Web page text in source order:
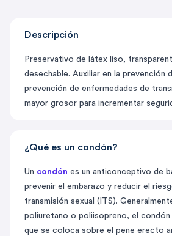
Descripción
Preservativo de látex liso,
desechable. Auxiliar en la prevención
prevención de enfermedades de
mayor grosor para incrementar
¿Qué es un condón?
Un condón es un anticonceptivo de
prevenir el embarazo y reducir el
transmisión sexual (ITS).
poliuretano o poliisopreno, el condón
que se coloca sobre el pene erecto